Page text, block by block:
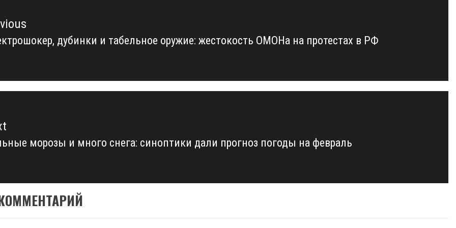
дубинки и табельное оружие: жестокость ОМОНа на протестах в РФ
морозы и много снега: синоптики дали прогноз погоды на февраль